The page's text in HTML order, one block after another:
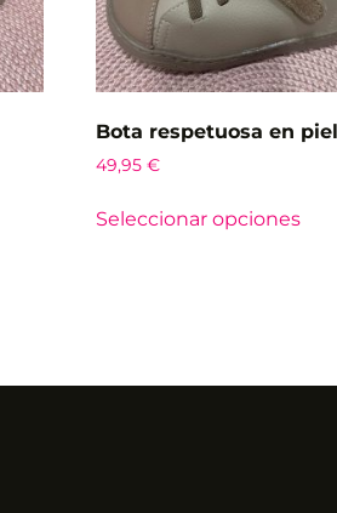
Bota respetuosa en piel
49,95€
Seleccionar opciones